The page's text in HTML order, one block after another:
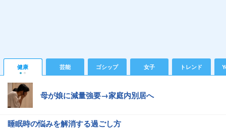
健康 芸能 ゴシップ 女子 トレンド
母が娘に減量強要→家庭内別居へ
睡眠時の悩みを解消する過ごし方